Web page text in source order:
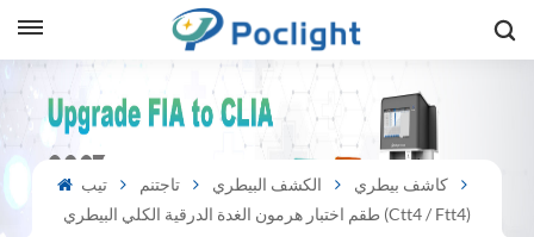
تيب تاجتنم الكشف البيطري
كاشف بيطري
طقم اختبار هرمون الغدة الدرقية الكلي البيطري (ctt4 / Ftt4)